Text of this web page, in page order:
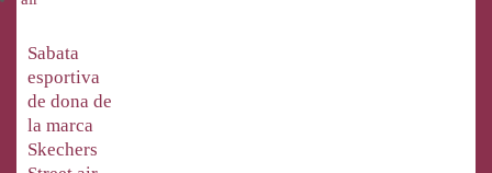
Sabata
esportiva
de dona de
la marca
Skechers